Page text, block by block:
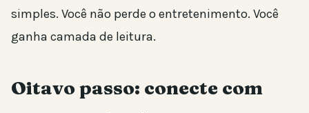
simples. Você não perde o entretenimento. Você
ganha camada de leitura.
Oitavo passo: conecte com